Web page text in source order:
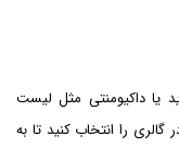
یا داکیومنتی مثل لیست
را انتخاب کنید تا به